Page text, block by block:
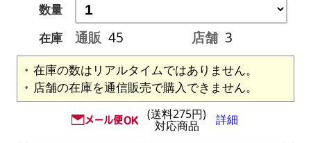
数量
在庫
通販 45 店舗 3
在庫の数はリアルタイムではありません。
店舗の在庫を通信販売で購入できません。
(送料275円)
対応商品 詳細